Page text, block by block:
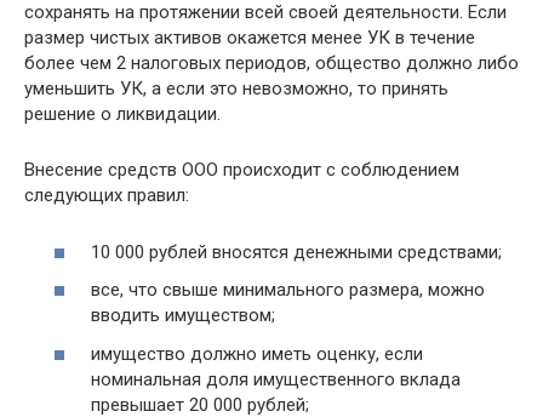
сохранять на протяжении всей своей деятельности. Если
размер чистых активов окажется менее УК в течение
более чем 2 налоговых периодов, общество должно либо
уменьшить УК, а если это невозможно, то принять
решение о ликвидации.
Внесение средств ООО происходит с соблюдением
следующих правил:
10 000 рублей вносятся денежными средствами;
все, что свыше минимального размера, можно
вводить имуществом;
имущество должно иметь оценку, если
номинальная доля имущественного вклада
превышает 20 000 рублей;